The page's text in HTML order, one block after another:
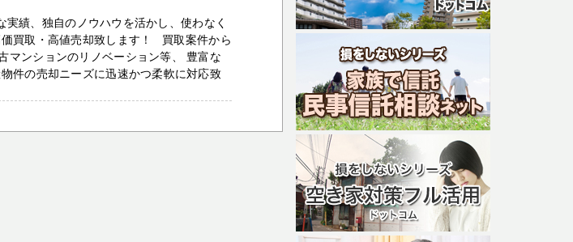
績、独自のノウハウを活かし、使わなく
買取・高値売却致します！ 買取案件から
マンションのリノベーション等、 豊富な
件の売却ニーズに迅速かつ柔軟に対応致